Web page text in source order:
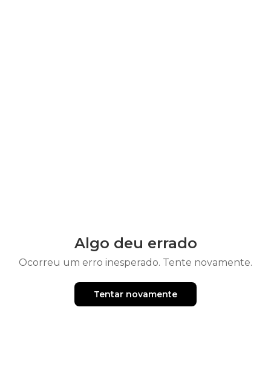
Algo deu errado
Ocorreu um erro inesperado. Tente novamente.
Tentar novamente